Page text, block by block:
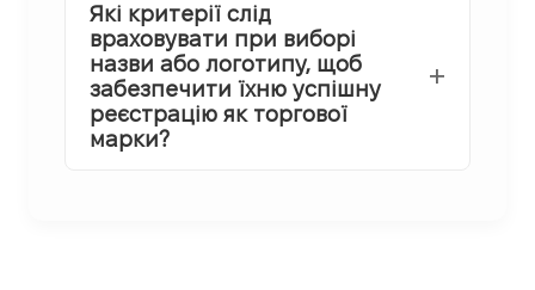
Які критерії слід
враховувати при виборі
назви або логотипу, щоб
забезпечити їхню успішну
реєстрацію як торгової
марки?